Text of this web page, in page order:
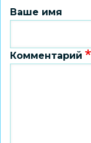
Ваше имя
Комментарий